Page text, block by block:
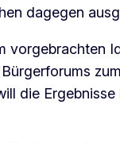
dagegen
vorgebrachten
die